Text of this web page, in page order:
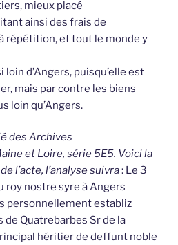
mieux placé
ainsi des frais de
répétition, et tout le monde y
loin d’Angers, puisqu’elle est
mais par contre les biens
loin qu’Angers.
des Archives
et Loire, série 5E5. Voici la
l’acte, l’analyse suivra: Le 3
roy nostre syre à Angers
personnellement establiz
de Quatrebarbes Sr de la
héritier de deffunt noble